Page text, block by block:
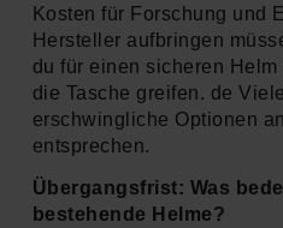
Kosten für Forschung und
Hersteller aufbringen
du für einen sicheren
die Tasche greifen. de Viele
erschwingliche Optionen
entsprechen.
Übergangsfrist: Was
bestehende Helme?